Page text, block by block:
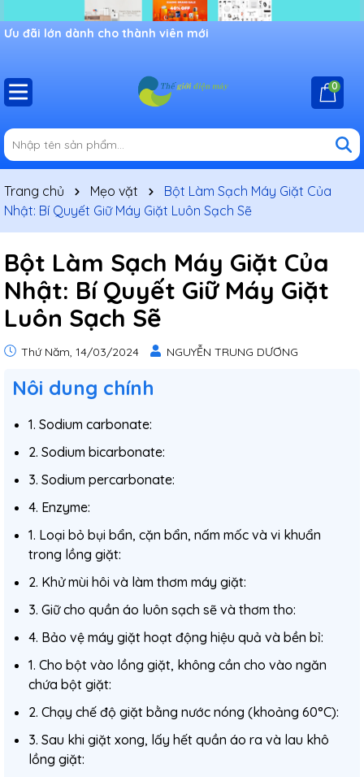
Ưu đãi lớn dành cho thành viên mới
0
Trang chủ Mẹo vặt
Bột Làm Sạch Máy Giặt Của
Nhật: Bí Quyết Giữ Máy Giặt Luôn Sạch Sẽ
Bột Làm Sạch Máy Giặt Của
Nhật: Bí Quyết Giữ Máy Giặt
Luôn Sạch Sẽ
Thứ Năm, 14/03/2024 NGUYỄN TRUNG DƯƠNG
Nôi dung chính
1. Sodium carbonate:
2. Sodium bicarbonate:
3. Sodium percarbonate:
4. Enzyme:
1. Loại bỏ bụi bẩn, cặn bẩn, nấm mốc và vi khuẩn
trong lồng giặt:
2. Khử mùi hôi và làm thơm máy giặt:
3. Giữ cho quần áo luôn sạch sẽ và thơm tho:
4. Bảo vệ máy giặt hoạt động hiệu quả và bền bỉ:
1. Cho bột vào lồng giặt, không cần cho vào ngăn
chứa bột giặt:
2. Chạy chế độ giặt bằng nước nóng (khoảng 60°C):
3. Sau khi giặt xong, lấy hết quần áo ra và lau khô
lồng giặt: